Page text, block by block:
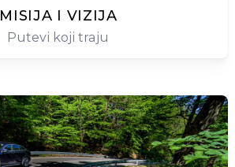
MISIJA I VIZIJA
Putevi koji traju